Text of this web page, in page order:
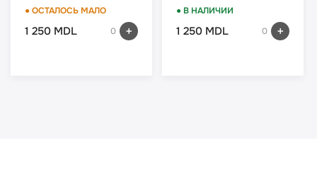
● ОСТАЛОСЬ МАЛО
1 250 MDL 0
● В НАЛИЧИИ
1 250 MDL 0